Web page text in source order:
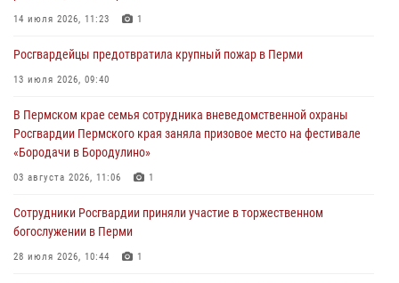
03 августа 2026, 10:59
30 июля 2026, 05:19
богослужении в Перми
28 июля 2026, 10:44
Росгвардейцы оказали силовую поддержку при задержании
28 июля 2026, 06:15
14 июля 2026, 11:23 1
Росгвардейцы предотвратила крупный пожар в Перми
13 июля 2026, 09:40
В Пермском крае семья сотрудника вневедомственной охраны
Росгвардии Пермского края заняла призовое место на фестивале
«Бородачи в Бородулино»
03 августа 2026, 11:06 1
Сотрудники Росгвардии приняли участие в торжественном
богослужении в Перми
28 июля 2026, 10:44 1